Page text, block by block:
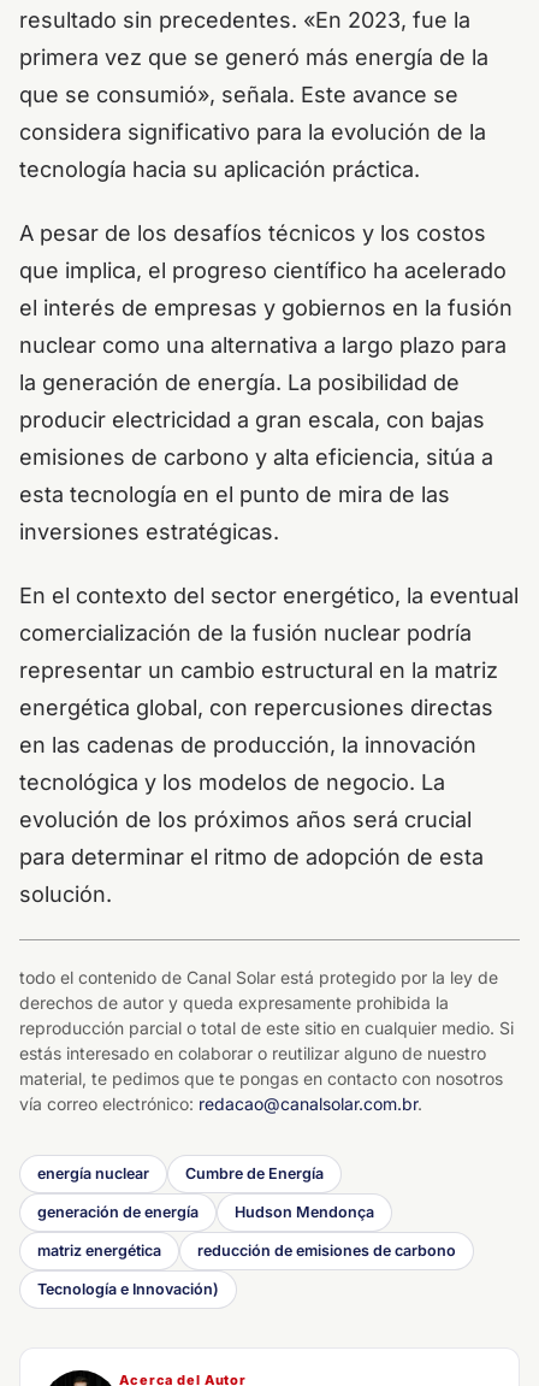
resultado sin precedentes. «En 2023, fue la
primera vez que se generó más energía de la
que se consumió», señala. Este avance se
considera significativo para la evolución de la
tecnología hacia su aplicación práctica.
A pesar de los desafíos técnicos y los costos
que implica, el progreso científico ha acelerado
el interés de empresas y gobiernos en la fusión
nuclear como una alternativa a largo plazo para
la generación de energía. La posibilidad de
producir electricidad a gran escala, con bajas
emisiones de carbono y alta eficiencia, sitúa a
esta tecnología en el punto de mira de las
inversiones estratégicas.
En el contexto del sector energético, la eventual
comercialización de la fusión nuclear podría
representar un cambio estructural en la matriz
energética global, con repercusiones directas
en las cadenas de producción, la innovación
tecnológica y los modelos de negocio. La
evolución de los próximos años será crucial
para determinar el ritmo de adopción de esta
solución.
todo el contenido de Canal Solar está protegido por la ley de
derechos de autor y queda expresamente prohibida la
reproducción parcial o total de este sitio en cualquier medio. Si
estás interesado en colaborar o reutilizar alguno de nuestro
material, te pedimos que te pongas en contacto con nosotros
vía correo electrónico: redacao@canalsolar.com.br.
energía nuclear Cumbre de Energía
generación de energía Hudson Mendonça
matriz energética reducción de emisiones de carbono
Tecnología e Innovación)
Acerca del Autor